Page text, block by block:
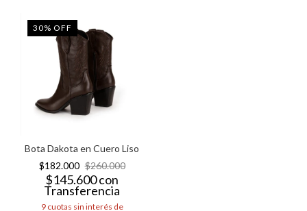
30% OFF
Bota Dakota en Cuero Liso
$182.000 $260.000
$145.600con
Transferencia
9 cuotas sin interés de